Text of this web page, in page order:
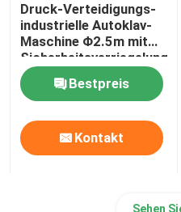
Druck-Verteidigungs-
industrielle Autoklav-
Maschine Φ2.5m mit
Sicherheitsverriegelung
Bestpreis
Kontakt
Sehen